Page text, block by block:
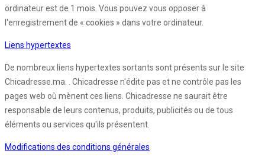
ordinateur est de 1 mois. Vous pouvez vous opposer à
l'enregistrement de « cookies » dans votre ordinateur.
Liens hypertextes
De nombreux liens hypertextes sortants sont présents sur le site
Chicadresse.ma. . Chicadresse n'édite pas et ne contrôle pas les
pages web où mènent ces liens. Chicadresse ne saurait être
responsable de leurs contenus, produits, publicités ou de tous
éléments ou services qu'ils présentent.
Modifications des conditions générales